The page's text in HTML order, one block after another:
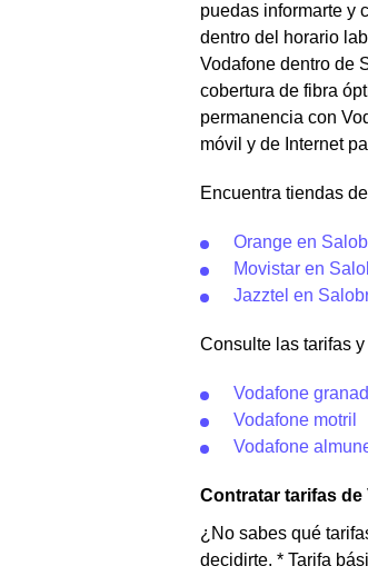
puedas informarte y
dentro del horario
Vodafone dentro de
cobertura de fibra
permanencia con
móvil y de Internet
Encuentra tiendas
Orange en
Movistar en
Jazztel en
Consulte las tarifas
Vodafone
Vodafone motril
Vodafone
Contratar tarifas
¿No sabes qué
decidirte. * Tarifa